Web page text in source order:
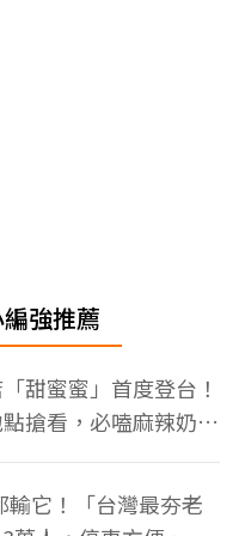
強推薦
甜蜜蜜」首度登台！
搶看，必嗑麻辣奶油
輸它！「台灣最夯老